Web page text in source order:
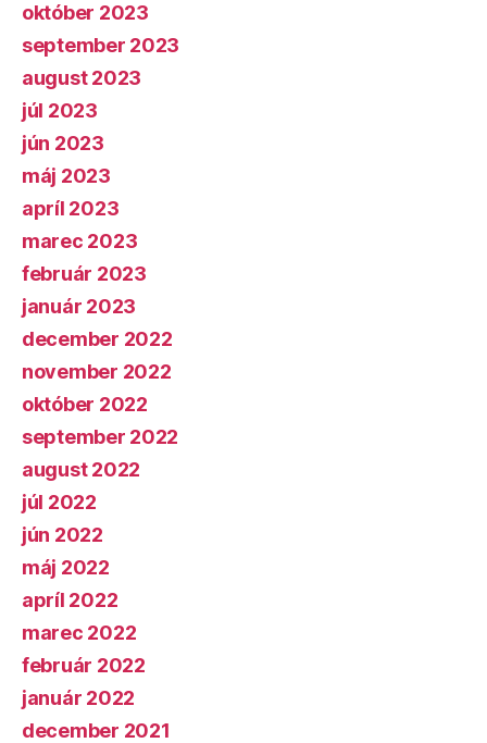
október 2023
september 2023
august 2023
júl 2023
jún 2023
máj 2023
apríl 2023
marec 2023
február 2023
január 2023
december 2022
november 2022
október 2022
september 2022
august 2022
júl 2022
jún 2022
máj 2022
apríl 2022
marec 2022
február 2022
január 2022
december 2021